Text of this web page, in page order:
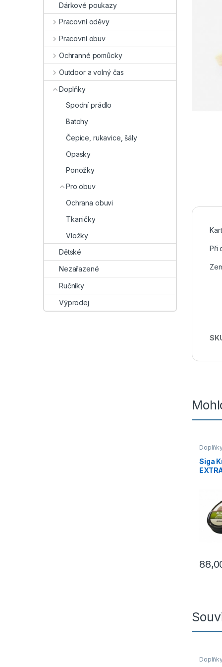
Při
obuv
Siga
Dárkové poukazy
Pracovní oděvy
Pracovní obuv
Ochranné pomůcky
Outdoor a volný čas
Doplňky
Spodní prádlo
Batohy
Čepice, rukavice, šály
Opasky
Ponožky
Pro obuv
Ochrana obuvi
Tkaničky
Vložky
Dětské
Nezařazené
Ručníky
Výprodej